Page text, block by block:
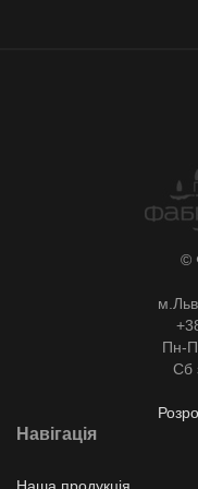
©
Пн-
Сб
Навігація